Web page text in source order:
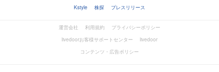
Kstyle
株探 プレスリリース
運営会社 利用規約
プライバシーポリシー
livedoorお客様サポートセンター
livedoor
コンテンツ・広告ポリシー